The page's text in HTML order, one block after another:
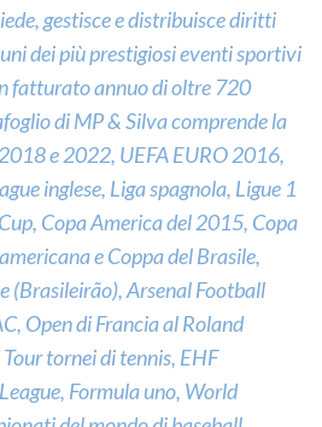
gestisce e distribuisce diritti
dei più prestigiosi eventi sportivi
fatturato annuo di oltre 720
di MP & Silva comprende la
e 2022, UEFA EURO 2016,
inglese, Liga spagnola, Ligue 1
Copa America del 2015, Copa
e Coppa del Brasile,
(Brasileirão), Arsenal Football
Open di Francia al Roland
tornei di tennis, EHF
Formula uno, World